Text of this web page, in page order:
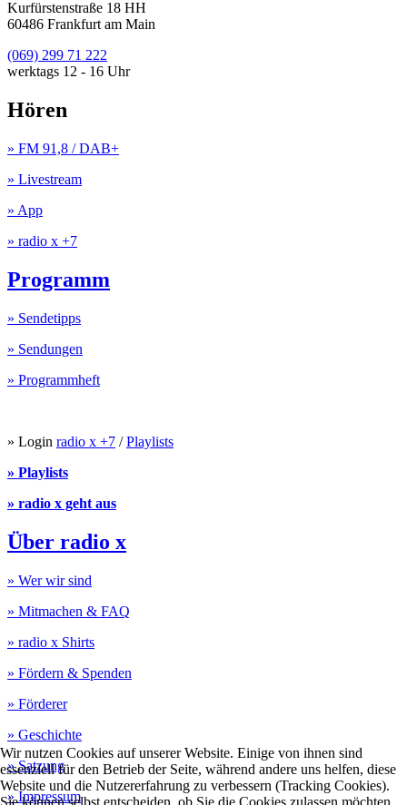
Kurfürstenstraße 18 HH
60486 Frankfurt am Main
(069) 299 71 222
werktags 12 - 16 Uhr
Hören
» FM 91,8 / DAB+
» Livestream
» App
» radio x +7
Programm
» Sendetipps
» Sendungen
» Programmheft
» Login radio x +7 /Playlists
» Playlists
» radio x geht aus
Über radio x
» Wer wir sind
» Mitmachen & FAQ
» radio x Shirts
» Fördern & Spenden
» Förderer
» Geschichte
» Satzung
» Impressum
Wir nutzen Cookies auf unserer Website. Einige von ihnen sind
essenziell für den Betrieb der Seite, während andere uns helfen, diese
Website und die Nutzererfahrung zu verbessern (Tracking Cookies).
Sie können selbst entscheiden, ob Sie die Cookies zulassen möchten.